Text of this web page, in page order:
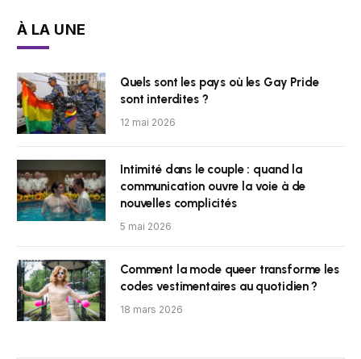
À LA UNE
Quels sont les pays où les Gay Pride
sont interdites ?
12 mai 2026
Intimité dans le couple : quand la
communication ouvre la voie à de
nouvelles complicités
5 mai 2026
Comment la mode queer transforme les
codes vestimentaires au quotidien ?
18 mars 2026